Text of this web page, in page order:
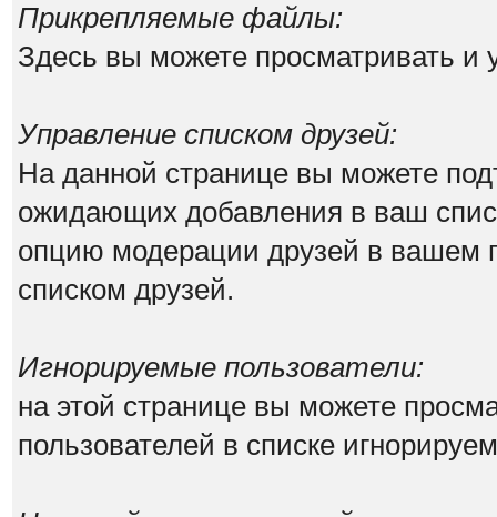
Прикрепляемые файлы:
Здесь вы можете просматривать
Управление списком друзей:
На данной странице вы можете
ожидающих добавления в ваш
опцию модерации друзей в вашем
списком друзей.
Игнорируемые пользователи:
на этой странице вы можете
пользователей в списке